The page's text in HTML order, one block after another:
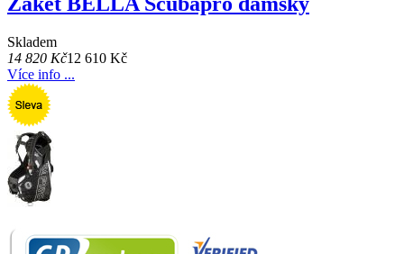
Skladem
14 820 Kč12 610 Kč
Více info ...